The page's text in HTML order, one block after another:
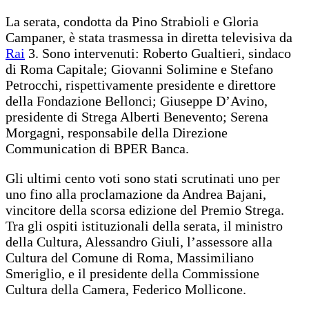
La serata, condotta da Pino Strabioli e Gloria
Campaner, è stata trasmessa in diretta televisiva da
Rai 3. Sono intervenuti: Roberto Gualtieri, sindaco
di Roma Capitale; Giovanni Solimine e Stefano
Petrocchi, rispettivamente presidente e direttore
della Fondazione Bellonci; Giuseppe D’Avino,
presidente di Strega Alberti Benevento; Serena
Morgagni, responsabile della Direzione
Communication di BPER Banca.
Gli ultimi cento voti sono stati scrutinati uno per
uno fino alla proclamazione da Andrea Bajani,
vincitore della scorsa edizione del Premio Strega.
Tra gli ospiti istituzionali della serata, il ministro
della Cultura, Alessandro Giuli, l’assessore alla
Cultura del Comune di Roma, Massimiliano
Smeriglio, e il presidente della Commissione
Cultura della Camera, Federico Mollicone.